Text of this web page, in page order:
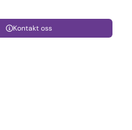
Kontakt oss